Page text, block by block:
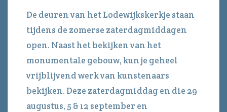
De deuren van het Lodewijkskerkje staan
tijdens de zomerse zaterdagmiddagen
open. Naast het bekijken van het
monumentale gebouw, kun je geheel
vrijblijvend werk van kunstenaars
bekijken. Deze zaterdagmiddag en die 29
augustus, 5 & 12 september en